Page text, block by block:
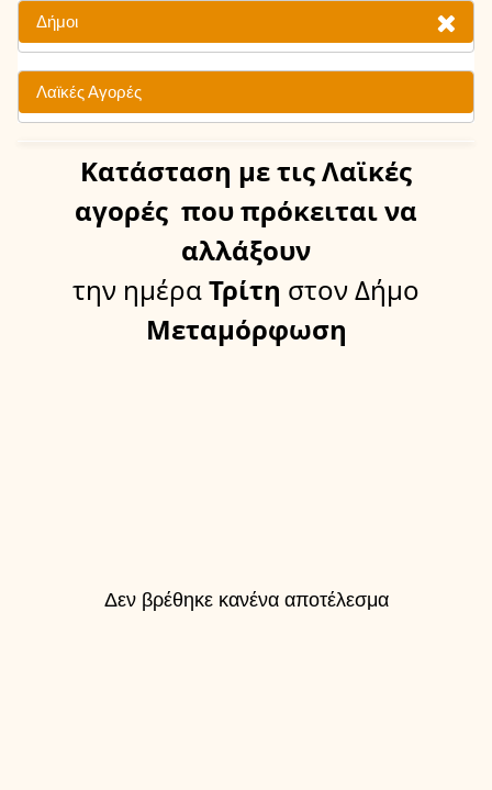
Δήμοι
Λαϊκές Αγορές
Κατάσταση με τις Λαϊκές
αγορές που πρόκειται να
αλλάξουν
την ημέραΤρίτη στον Δήμο
Μεταμόρφωση
Δεν βρέθηκε κανένα αποτέλεσμα